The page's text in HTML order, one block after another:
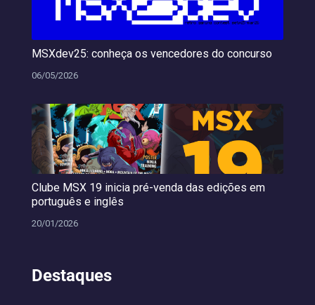
MSXdev25: conheça os vencedores do concurso
06/05/2026
Clube MSX 19 inicia pré-venda das edições em
português e inglês
20/01/2026
Destaques